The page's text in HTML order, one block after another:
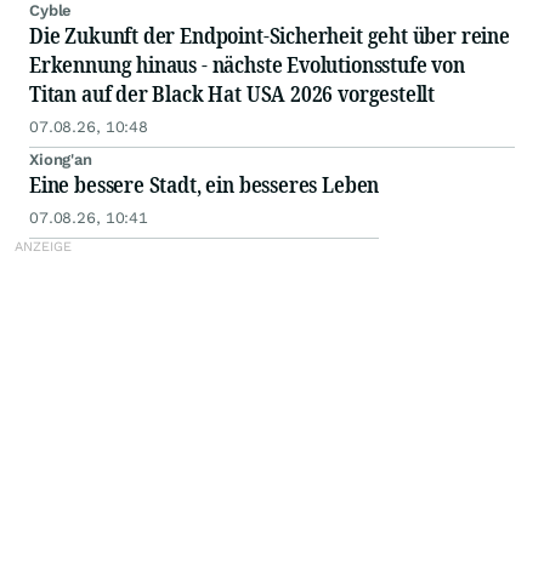
Cyble
Die Zukunft der Endpoint-Sicherheit geht über reine
Erkennung hinaus - nächste Evolutionsstufe von
Titan auf der Black Hat USA 2026 vorgestellt
07.08.26, 10:48
Xiong'an
Eine bessere Stadt, ein besseres Leben
07.08.26, 10:41